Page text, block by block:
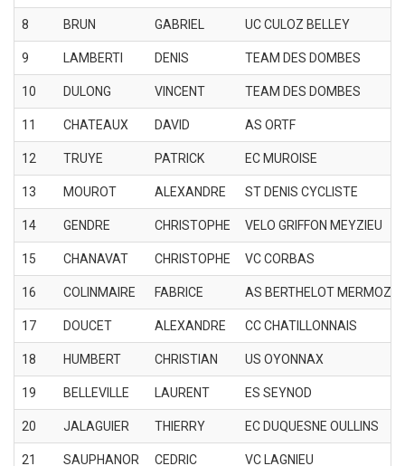
8 BRUN GABRIEL UC CULOZ BELLEY
9 LAMBERTI DENIS TEAM DES DOMBES
10 DULONG VINCENT TEAM DES DOMBES
11 CHATEAUX DAVID AS ORTF
12 TRUYE PATRICK EC MUROISE
13 MOUROT ALEXANDRE ST DENIS CYCLISTE
14 GENDRE CHRISTOPHE VELO GRIFFON MEYZIEU
15 CHANAVAT CHRISTOPHE VC CORBAS
16 COLINMAIRE FABRICE AS BERTHELOT MERMOZ
17 DOUCET ALEXANDRE CC CHATILLONNAIS
18 HUMBERT CHRISTIAN US OYONNAX
19 BELLEVILLE LAURENT ES SEYNOD
20 JALAGUIER THIERRY EC DUQUESNE OULLINS
21 SAUPHANOR CEDRIC VC LAGNIEU